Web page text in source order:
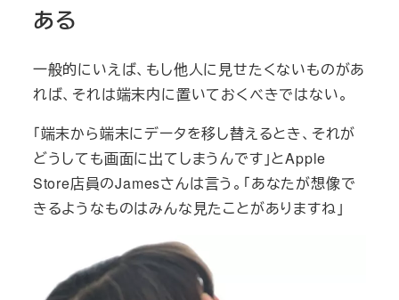
ある
一般的にいえば、もし他人に見せたくないものがあ
れば、それは端末内に置いておくべきではない。
「端末から端末にデータを移し替えるとき、それが
どうしても画面に出てしまうんです」とApple
Store店員のJamesさんは言う。「あなたが想像で
きるようなものはみんな見たことがありますね」